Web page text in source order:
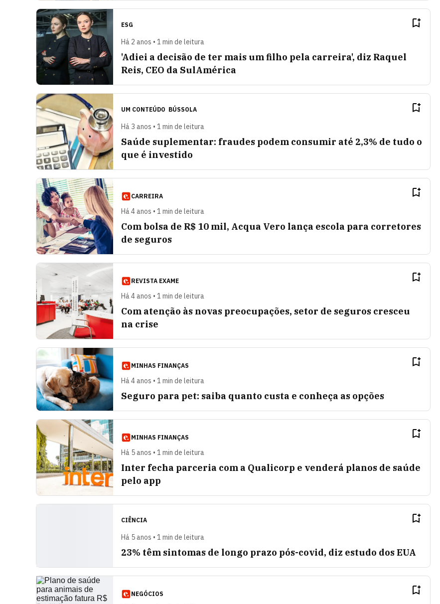
ESG
Há 2 anos • 1 min de leitura
'Adiei a decisão de ter mais um filho pela carreira', diz Raquel
Reis, CEO da SulAmérica
UM CONTEÚDO BÚSSOLA
Há 3 anos • 1 min de leitura
Saúde suplementar: fraudes podem consumir até 2,3% de tudo o
que é investido
CARREIRA
Há 4 anos • 1 min de leitura
Com bolsa de R$ 10 mil, Acqua Vero lança escola para corretores
de seguros
REVISTA EXAME
Há 4 anos • 1 min de leitura
Com atenção às novas preocupações, setor de seguros cresceu
na crise
MINHAS FINANÇAS
Há 4 anos • 1 min de leitura
Seguro para pet: saiba quanto custa e conheça as opções
MINHAS FINANÇAS
Há 5 anos • 1 min de leitura
Inter fecha parceria com a Qualicorp e venderá planos de saúde
pelo app
CIÊNCIA
Há 5 anos • 1 min de leitura
23% têm sintomas de longo prazo pós-covid, diz estudo dos EUA
NEGÓCIOS